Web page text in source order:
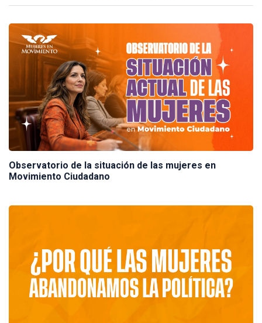
Observatorio de la situación de las mujeres en
Movimiento Ciudadano